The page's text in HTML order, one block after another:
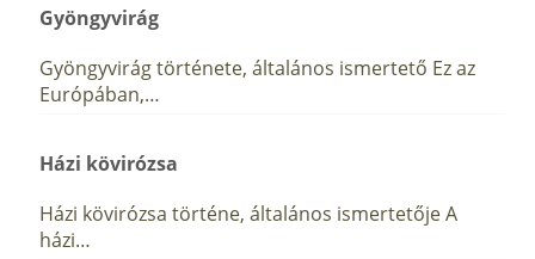
Gyöngyvirág
Gyöngyvirág története, általános ismertető Ez az
Európában,…
Házi kövirózsa
Házi kövirózsa történe, általános ismertetője A
házi…